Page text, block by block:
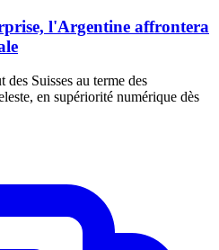
l'Argentine affrontera
Suisses au terme des
en supériorité numérique dès